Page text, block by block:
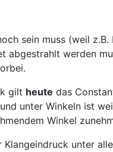
sein muss (weil
abgestrahlt werden
gilt heute das
unter Winkeln ist
Winkel
Klangeindruck unter